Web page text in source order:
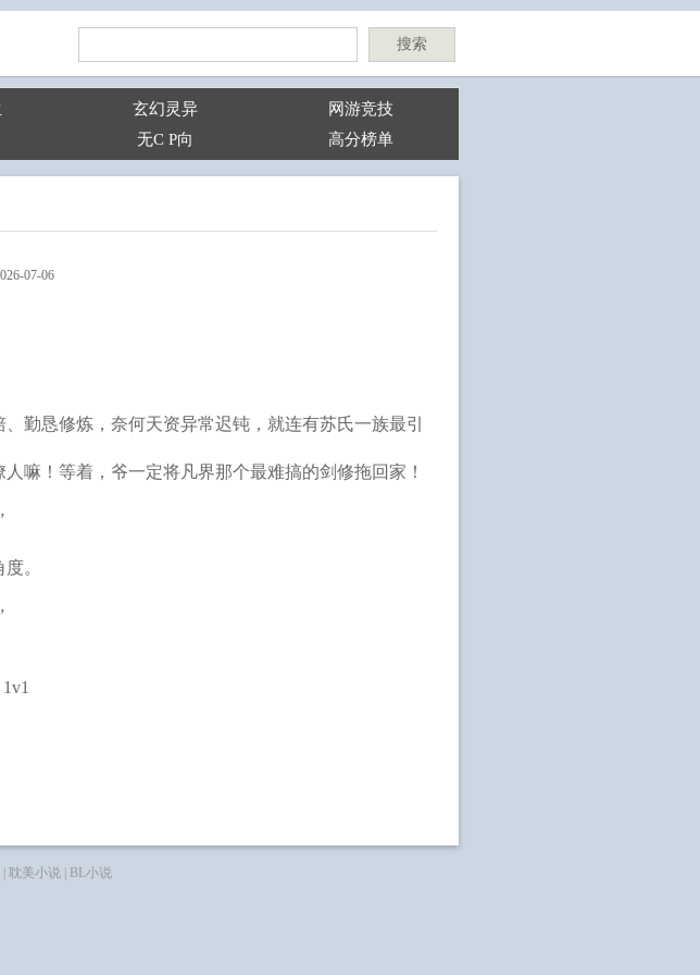
搜索
玄幻灵异
网游竞技
无C P向 高分榜单
07-06
勤恳修炼，奈何天资异常迟钝，就连有苏氏一族最引
嘛！等着，爷一定将凡界那个最难搞的剑修拖回家！
。
耽美小说| BL小说